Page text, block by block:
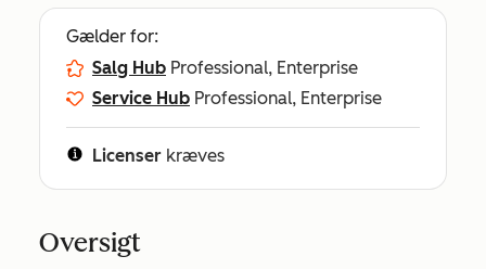
Gælder for:
Salg Hub Professional, Enterprise
Service Hub Professional, Enterprise
Licenser kræves
Oversigt